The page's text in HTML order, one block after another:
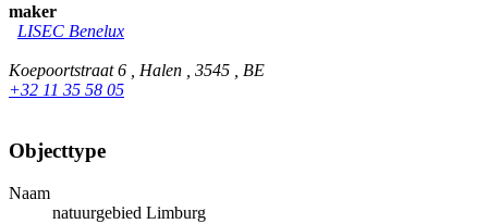
maker
LISEC Benelux
Koepoortstraat 6 , Halen , 3545 , BE
+32 11 35 58 05
Objecttype
Naam
natuurgebied Limburg